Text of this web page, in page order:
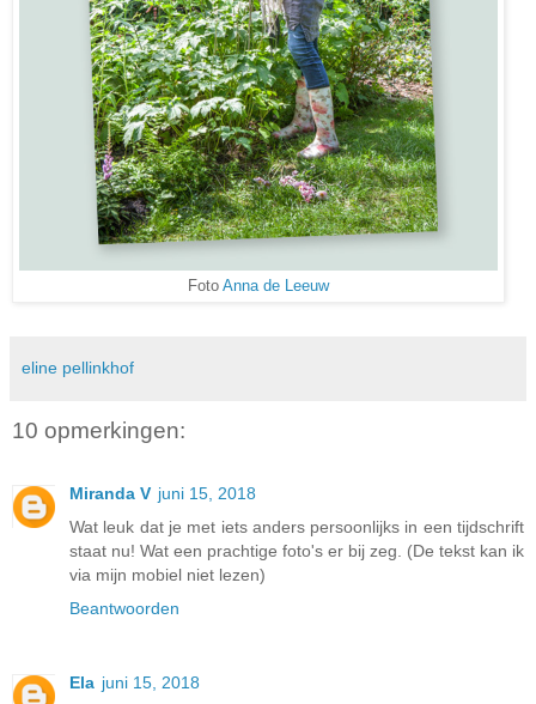
Foto Anna de Leeuw
eline pellinkhof
10 opmerkingen:
Miranda V juni 15, 2018
Wat leuk dat je met iets anders persoonlijks in een tijdschrift
staat nu! Wat een prachtige foto's er bij zeg. (De tekst kan ik
via mijn mobiel niet lezen)
Beantwoorden
Ela juni 15, 2018